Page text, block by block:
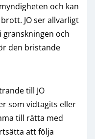
och kan
JO ser allvarligt
och
den bristande
till JO
som vidtagits eller
till rätta med
att följa